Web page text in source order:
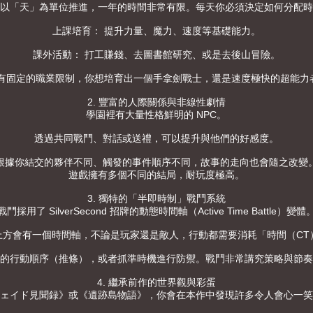
「天」為單位推進，一年的時間非常有限。每天你必須決定如何分配
上課培育： 提升力量、魔力、速度等基礎能力。
課外活動： 打工賺錢、去圖書館研究、或是去後山冒險。
固定的職業限制，你想培育出一個手拿劍戰士，還是速度極快的超能力
2. 豐富的人際關係與非線性劇情
學園裡有大量性格鮮明的 NPC。
透過共同戰鬥、對話或送禮，可以提升與他們的好感度。
據你結交的夥伴不同、觸發的事件順序不同，故事的走向也會隨之改變
遊戲擁有多個不同的結局，耐玩度極高。
3. 獨特的「半即時制」戰鬥系統
鬥採用了 SilverSecond 招牌的動態時間軸（Active Time Battle）變體
方會有一個時間軸，不論是玩家還是敵人，行動都需要消耗「時間（CT
行動順序（推條），或者抓準時機進行防禦。戰鬥非常講究策略與節
4. 繼承前作的世界觀與彩蛋
イド見聞録》或《遺跡島物語》，你會在本作中發現許多令人會心一